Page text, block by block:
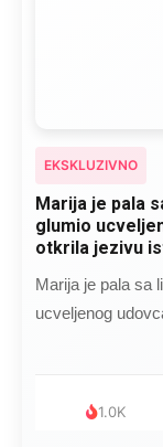
EKSKLUZIVNO
Marija je pala
glumio
otkrila jezivu
Marija je pala sa
ucveljenog
1.0K